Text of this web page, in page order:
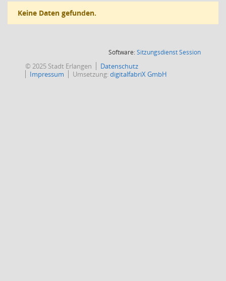
Keine Daten gefunden.
Software:SitzungsdienstSession(Wird in
© 2025 Stadt Erlangen
Datenschutz
Impressum
Umsetzung:digitalfabriX GmbH